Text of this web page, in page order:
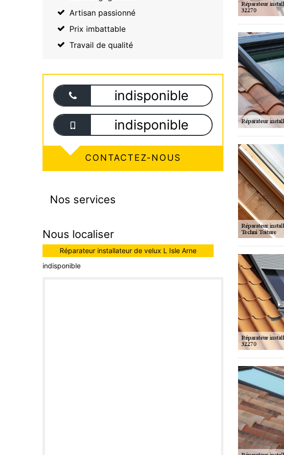
Artisan passionné
Prix imbattable
Travail de qualité
indisponible
indisponible
CONTACTEZ-NOUS
Nos services
Nous localiser
Réparateur installateur de velux L Isle Arne
indisponible